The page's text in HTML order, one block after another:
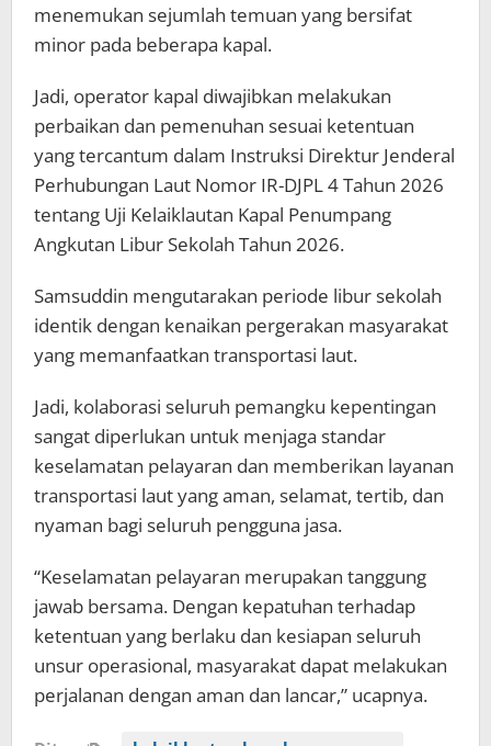
menemukan sejumlah temuan yang bersifat
minor pada beberapa kapal.
Jadi, operator kapal diwajibkan melakukan
perbaikan dan pemenuhan sesuai ketentuan
yang tercantum dalam Instruksi Direktur Jenderal
Perhubungan Laut Nomor IR-DJPL 4 Tahun 2026
tentang Uji Kelaiklautan Kapal Penumpang
Angkutan Libur Sekolah Tahun 2026.
Samsuddin mengutarakan periode libur sekolah
identik dengan kenaikan pergerakan masyarakat
yang memanfaatkan transportasi laut.
Jadi, kolaborasi seluruh pemangku kepentingan
sangat diperlukan untuk menjaga standar
keselamatan pelayaran dan memberikan layanan
transportasi laut yang aman, selamat, tertib, dan
nyaman bagi seluruh pengguna jasa.
“Keselamatan pelayaran merupakan tanggung
jawab bersama. Dengan kepatuhan terhadap
ketentuan yang berlaku dan kesiapan seluruh
unsur operasional, masyarakat dapat melakukan
perjalanan dengan aman dan lancar,” ucapnya.